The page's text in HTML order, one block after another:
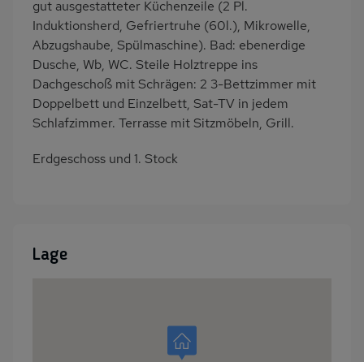
gut ausgestatteter Küchenzeile (2 Pl.
Induktionsherd, Gefriertruhe (60l.), Mikrowelle,
Abzugshaube, Spülmaschine). Bad: ebenerdige
Dusche, Wb, WC. Steile Holztreppe ins
Dachgeschoß mit Schrägen: 2 3-Bettzimmer mit
Doppelbett und Einzelbett, Sat-TV in jedem
Schlafzimmer. Terrasse mit Sitzmöbeln, Grill.
Erdgeschoss und 1. Stock
Lage